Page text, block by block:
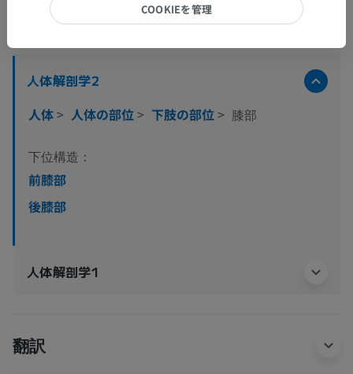
解剖学的階層
人体解剖学2
人体> 人体の部位> 下肢の部位> 膝部
下位構造：
前膝部
後膝部
人体解剖学1
翻訳
COOKIEを管理